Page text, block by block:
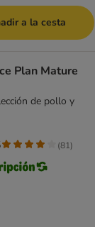
a la cesta
Plan Mature
de pollo y
(81)